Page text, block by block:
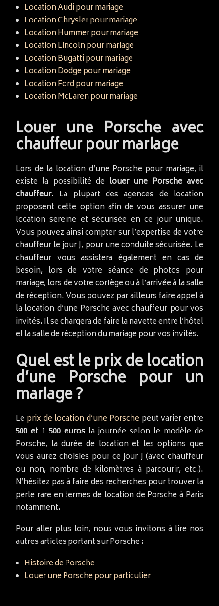
Location Audi pour mariage
Location Chrysler pour mariage
Location Hummer pour mariage
Location Lincoln pour mariage
Location Bugatti pour mariage
Location Dodge pour mariage
Location Ford pour mariage
Location McLaren pour mariage
Louer une Porsche avec
chauffeur pour mariage
Lors de la location d’une Porsche pour mariage, il
existe la possibilité de louer une Porsche avec
chauffeur. La plupart des agences de location
proposent cette option afin de vous assurer une
location sereine et sécurisée en ce jour unique.
Vous pouvez ainsi compter sur l’expertise de votre
chauffeur le jour J, pour une conduite sécurisée. Le
chauffeur vous assistera également en cas de
besoin, lors de votre séance de photos pour
mariage, lors de votre cortège ou à l’arrivée à la salle
de réception. Vous pouvez par ailleurs faire appel à
la location d’une Porsche avec chauffeur pour vos
invités. Il se chargera de faire la navette entre l’hôtel
et la salle de réception du mariage pour vos invités.
Quel est le prix de location
d’une Porsche pour un
mariage ?
Le prix de location d’une Porschepeut varier entre
500 et 1 500 eurosla journée selon le modèle de
Porsche, la durée de location et les options que
vous aurez choisies pour ce jour J (avec chauffeur
ou non, nombre de kilomètres à parcourir, etc.).
N’hésitez pas à faire des recherches pour trouver la
perle rare en termes de location de Porsche à Paris
notamment.
Pour aller plus loin, nous vous invitons à lire nos
autres articles portant sur Porsche :
Histoire de Porsche
Louer une Porsche pour particulier